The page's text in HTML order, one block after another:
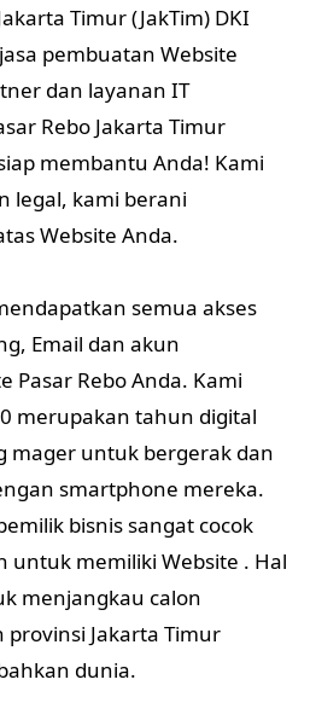
Timur (JakTim) DKI
pembuatan Website
dan layanan IT
Rebo Jakarta Timur
membantu Anda! Kami
legal, kami berani
Website Anda.
semua akses
Email dan akun
Pasar Rebo Anda. Kami
merupakan tahun digital
mager untuk bergerak dan
smartphone mereka.
bisnis sangat cocok
untuk memiliki Website . Hal
menjangkau calon
Jakarta Timur
dunia.